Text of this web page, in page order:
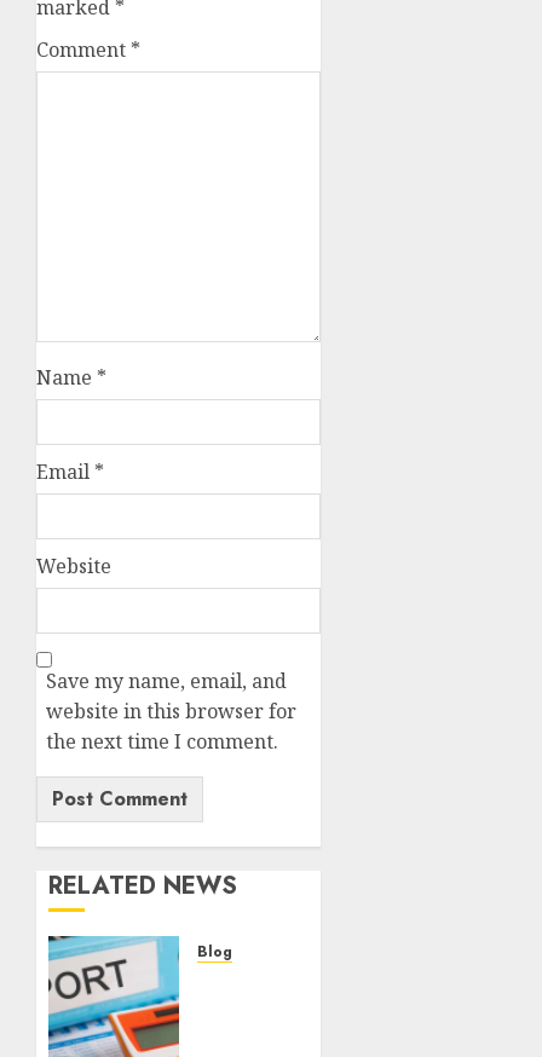
marked *
Comment *
Name *
Email *
Website
Save my name, email, and
website in this browser for
the next time I comment.
RELATED NEWS
Blog